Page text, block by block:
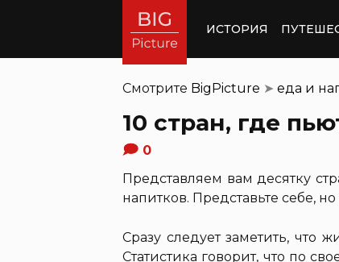
ИСТОРИЯ
Смотрите BigPicture ➤ еда и
10 стран, где
0
Представляем вам десятку
напитков. Представьте себе,
Сразу следует заметить, что
Статистика говорит, что по